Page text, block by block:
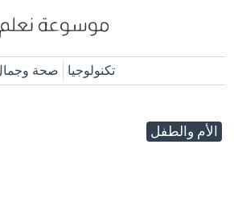
تكنولوجيا صحة
الأم والطفل